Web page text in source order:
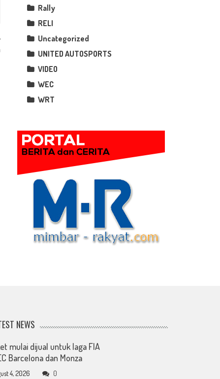
Rally
RELI
Uncategorized
UNITED AUTOSPORTS
VIDEO
WEC
WRT
NEWS
mulai dijual untuk laga FIA
Barcelona dan Monza
4, 2026 0